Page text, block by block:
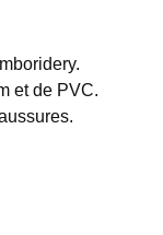
et de PVC.